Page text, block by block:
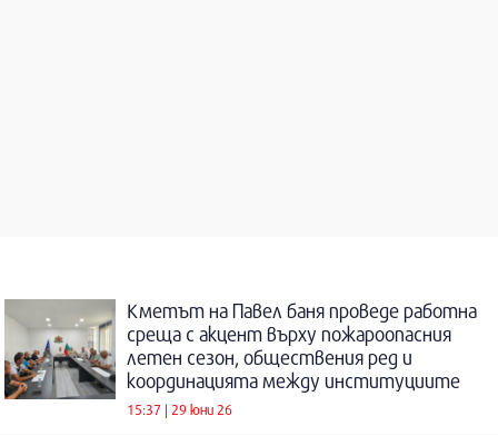
Кметът на Павел баня проведе работна
среща с акцент върху пожароопасния
летен сезон, обществения ред и
координацията между институциите
15:37 | 29 юни 26